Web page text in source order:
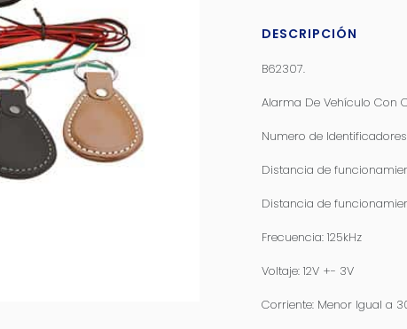
DESCRIPCIÓN
B62307.
Alarma De Vehículo Con
Numero de
Distancia de
Distancia de
Frecuencia: 125kHz
Voltaje: 12V +- 3V
Corriente: Menor Igual a